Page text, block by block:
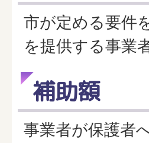
市が定める要件
を提供する事業
補助額
事業者が保護者